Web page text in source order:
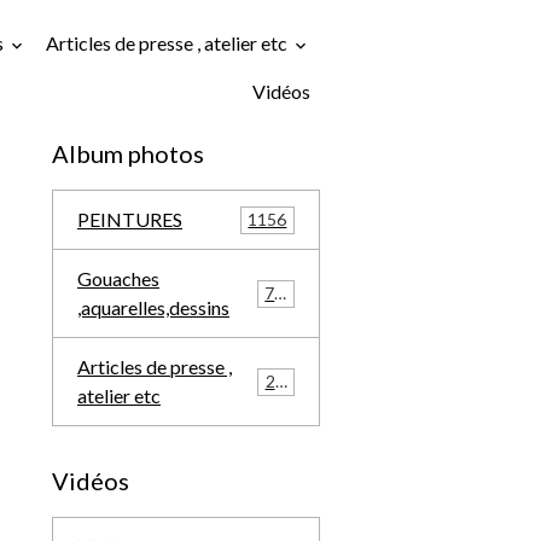
Articles de presse , atelier etc
Vidéos
Album photos
PEINTURES 1156
Gouaches
,aquarelles,dessins
709
Articles de presse ,
atelier etc
291
Vidéos